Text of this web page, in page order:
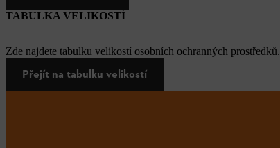
TABULKA VELIKOSTÍ
Zde najdete tabulku velikostí osobních ochranných prostředků.
Přejít na tabulku velikostí